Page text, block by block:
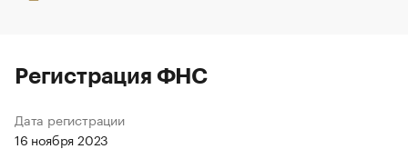
Регистрация ФНС
Дата регистрации
16 ноября 2023